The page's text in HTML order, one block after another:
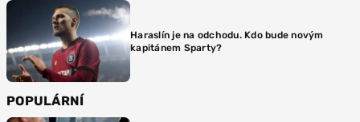
Haraslín je na odchodu. Kdo bude novým
kapitánem Sparty?
POPULÁRNÍ